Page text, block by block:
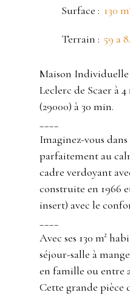
Surface : 130
Terrain : 59 a
Maison Individuelle
Leclerc de Scaer à
(29000) à 30 min.
Imaginez-vous
parfaitement au
cadre verdoyant
construite en 1966
insert) avec le
Avec ses 130 m²
séjour-salle à
en famille ou entre
Cette grande pièce